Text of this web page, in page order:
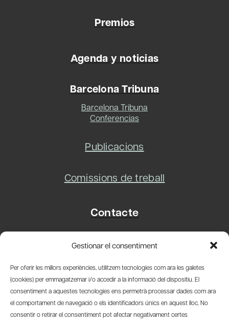
Gestionar el consentiment
Per oferir les millors experiències, utilitzem tecnologies com ara les galetes
(cookies) per emmagatzemar i/o accedir a la informació del dispositiu. El
consentiment a aquestes tecnologies ens permetrà processar dades com ara
el comportament de navegació o els identificadors únics en aquest lloc. No
consentir o retirar el consentiment pot afectar negativament certes
Premios
Agenda y noticias
Barcelona Tribuna
Barcelona Tribuna
Conferencias
Publicacions
Comissions de treball
Contacte
08003 Barcelona
info@amicsdelpais.com
Suscripció Newsletter